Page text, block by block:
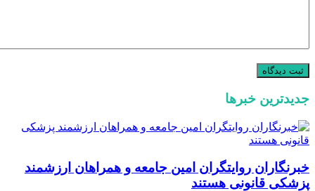
جدیدترین خبرها
خبرنگاران روایتگران امین جامعه و همراهان ارزشمند
پزشکی قانونی هستند